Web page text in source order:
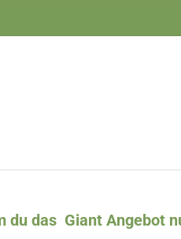
du das Giant Angebot